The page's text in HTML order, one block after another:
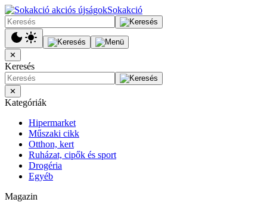
Sokakció
✕
Keresés
✕
Kategóriák
Hipermarket
Műszaki cikk
Otthon, kert
Ruházat, cipők és sport
Drogéria
Egyéb
Magazin